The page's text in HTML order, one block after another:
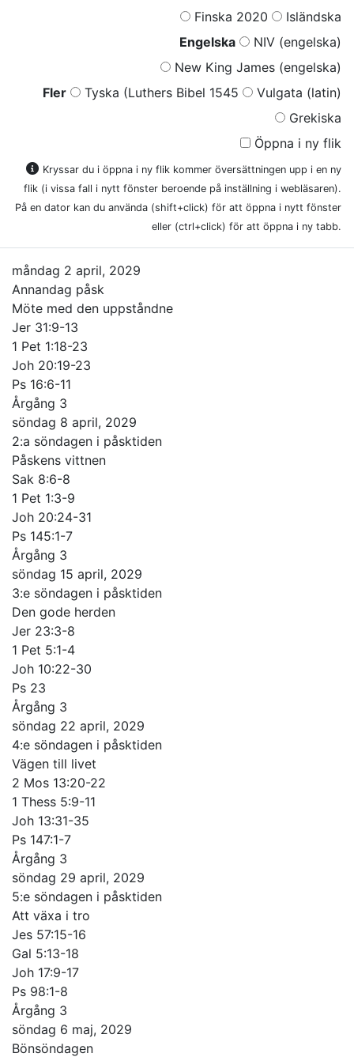
Finska 2020
Isländska
Engelska
NIV (engelska)
New King James (engelska)
Fler
Tyska (Luthers Bibel 1545
Vulgata (latin)
Grekiska
Öppna i ny flik
Kryssar du i öppna i ny flik kommer översättningen upp i en ny
flik (i vissa fall i nytt fönster beroende på inställning i webläsaren).
På en dator kan du använda (shift+click) för att öppna i nytt fönster
eller (ctrl+click) för att öppna i ny tabb.
måndag 2 april, 2029
Annandag påsk
Möte med den uppståndne
Jer 31:9-13
1 Pet 1:18-23
Joh 20:19-23
Ps 16:6-11
Årgång 3
söndag 8 april, 2029
2:a söndagen i påsktiden
Påskens vittnen
Sak 8:6-8
1 Pet 1:3-9
Joh 20:24-31
Ps 145:1-7
Årgång 3
söndag 15 april, 2029
3:e söndagen i påsktiden
Den gode herden
Jer 23:3-8
1 Pet 5:1-4
Joh 10:22-30
Ps 23
Årgång 3
söndag 22 april, 2029
4:e söndagen i påsktiden
Vägen till livet
2 Mos 13:20-22
1 Thess 5:9-11
Joh 13:31-35
Ps 147:1-7
Årgång 3
söndag 29 april, 2029
5:e söndagen i påsktiden
Att växa i tro
Jes 57:15-16
Gal 5:13-18
Joh 17:9-17
Ps 98:1-8
Årgång 3
söndag 6 maj, 2029
Bönsöndagen